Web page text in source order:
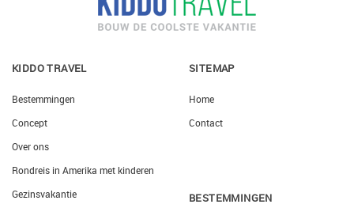
KIDDO TRAVEL
Bestemmingen
Concept
Over ons
Rondreis in Amerika met kinderen
Gezinsvakantie
SITEMAP
Home
Contact
BESTEMMINGEN